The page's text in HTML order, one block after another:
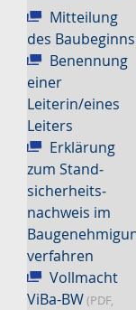
Mitteilung
des Baubeginns
Benennung
einer
Leiterin/eines
Leiters
Erklärung
zum Stand­
sicher­heits­
nachweis im
verfahren
Vollmacht
ViBa-BW(PDF,